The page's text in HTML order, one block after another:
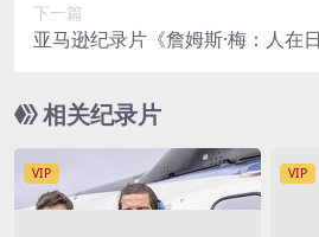
下一篇
亚马逊纪录片《詹姆斯·梅：人在
20P/MP4/12.2G 了解日出之国
相关纪录片
VIP VIP